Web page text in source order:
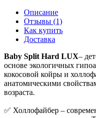
Описание
Отзывы (1)
Как купить
Доставка
Baby Split Hard LUX–
основе экологичных
кокосовой койры и
анатомическими
возраста.
✅ Холлофайбер –